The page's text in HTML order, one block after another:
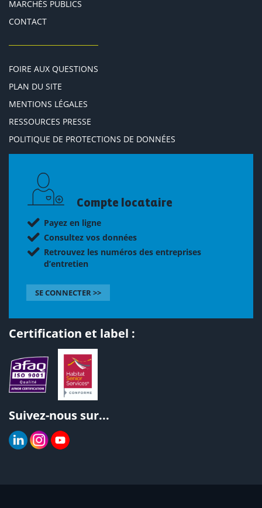
MARCHÉS PUBLICS
CONTACT
FOIRE AUX QUESTIONS
PLAN DU SITE
MENTIONS LÉGALES
RESSOURCES PRESSE
POLITIQUE DE PROTECTIONS DE DONNÉES
Compte locataire
Payez en ligne
Consultez vos données
Retrouvez les numéros des entreprises
d’entretien
SE CONNECTER >>
Certification et label :
Suivez-nous sur...